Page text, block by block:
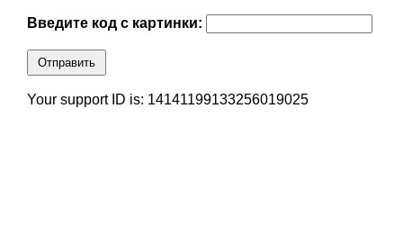
Введите код с картинки:
Отправить
Your support ID is: 14141199133256019025